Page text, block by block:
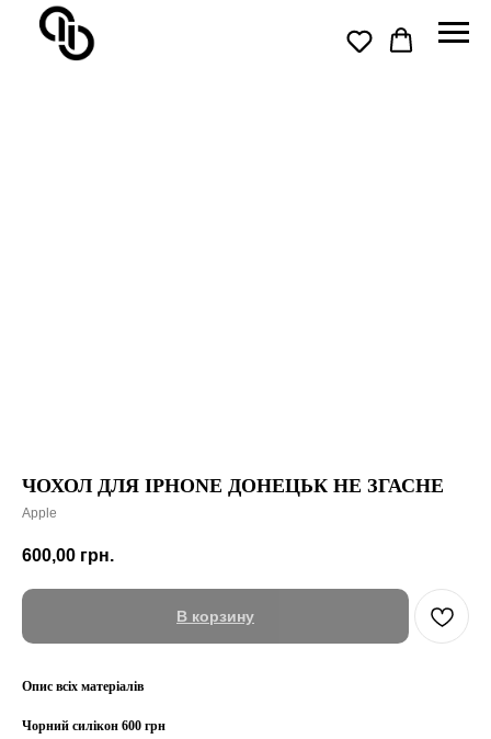
ЧОХОЛ ДЛЯ IPHONE ДОНЕЦЬК НЕ ЗГАСНЕ
Apple
600,00 грн.
В корзину
Опис всіх матеріалів
Чорний силікон 600 грн